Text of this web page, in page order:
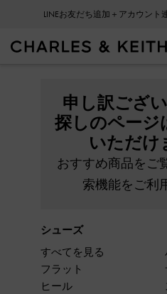
LINEお友だち追加＋アカウント
申し訳ござ
探しのページ
いただけ
おすすめ商品をご
索機能をご利
シューズ
すべてを見る
フラット
ヒール